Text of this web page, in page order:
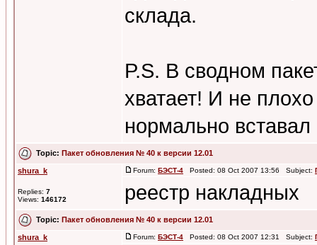
склада.
P.S. В сводном
хватает! И не
нормально
Topic: Пакет обновления № 40 к версии 12.01
shura_k
Replies: 7
Views: 146172
Forum: БЭСТ-4 Posted: 08 Oct 2007 13:56 Subject:
реестр накладных
Topic: Пакет обновления № 40 к версии 12.01
shura_k Forum: БЭСТ-4 Posted: 08 Oct 2007 12:31 Subject: